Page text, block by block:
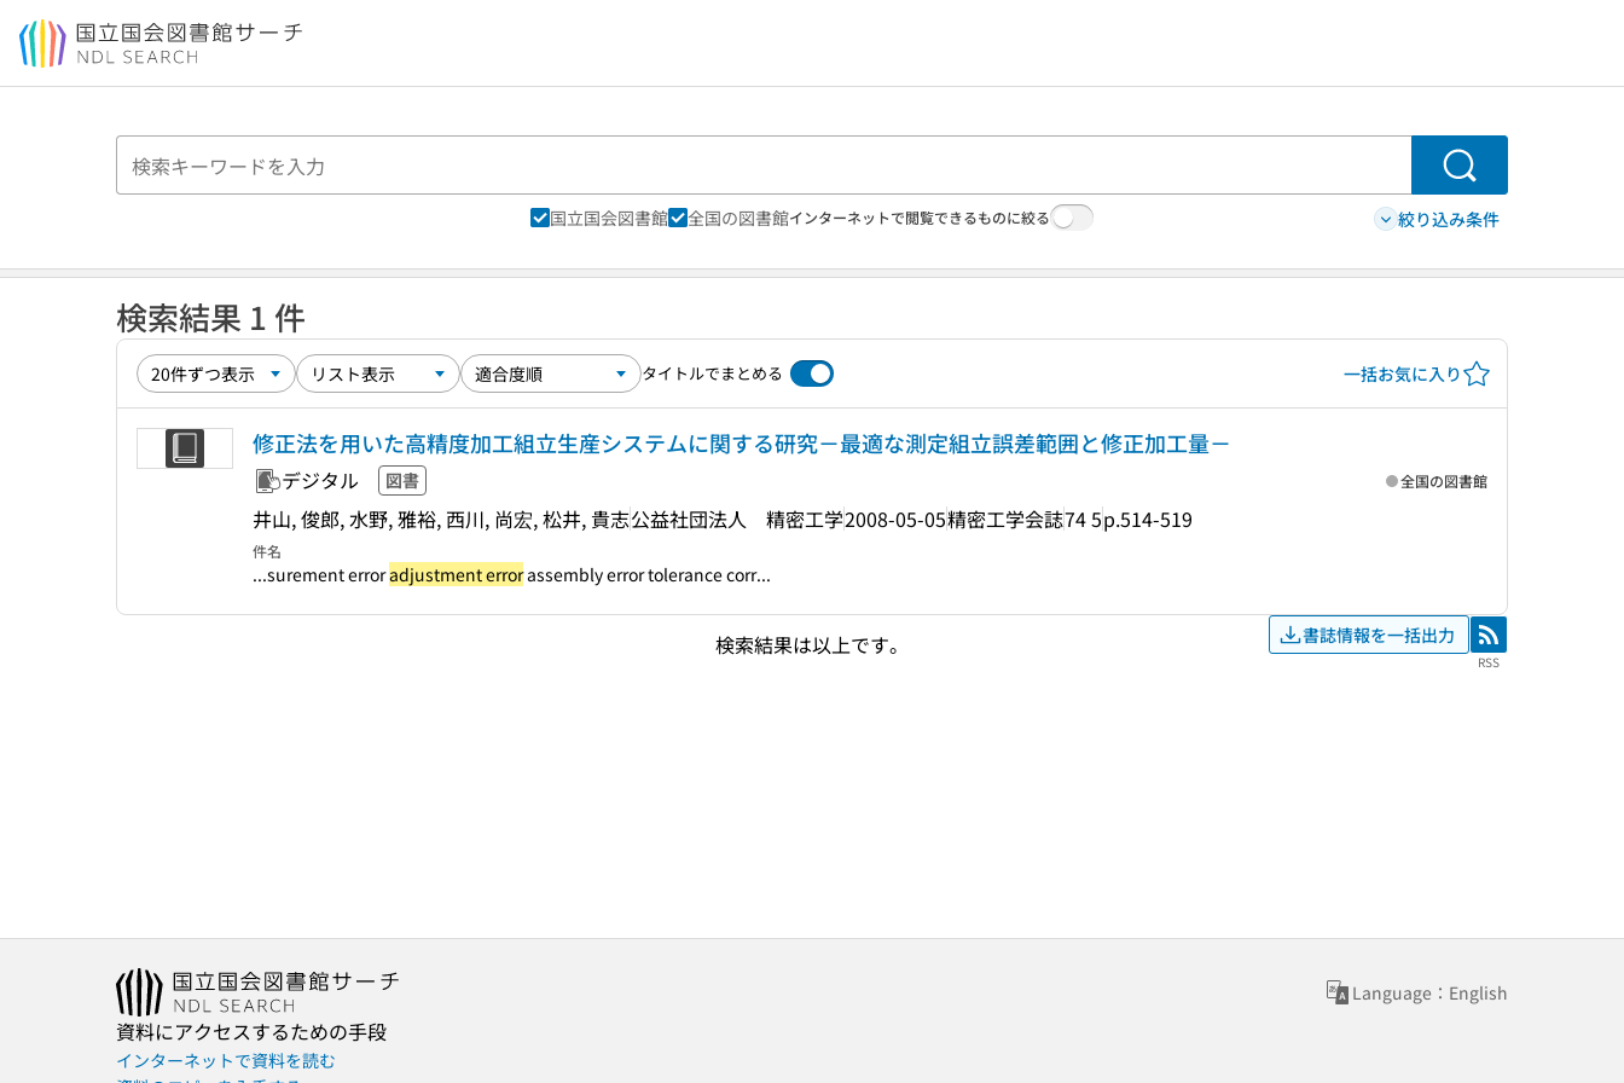
本文へ移動
検索
国立国会図書館 全国の図書館インターネットで閲覧できるものに絞る 絞り込み条件
検索結果 1 件
タイトルでまとめる 一括お気に入り
修正法を用いた高精度加工組立生産システムに関する研究－最適な測定組立誤差範囲と修正加工量－
デジタル 図書
井山, 俊郎, 水野, 雅裕, 西川, 尚宏, 松井, 貴志公益社団法人 精密工学2008-05-05精密工学会誌74 5p.514-519
全国の図書館
件名
...surement erroradjustment errorassembly error tolerance corr...
検索結果は以上です。 書誌情報を一括出力 RSS
RSS
Language：English
資料にアクセスするための手段
インターネットで資料を読む